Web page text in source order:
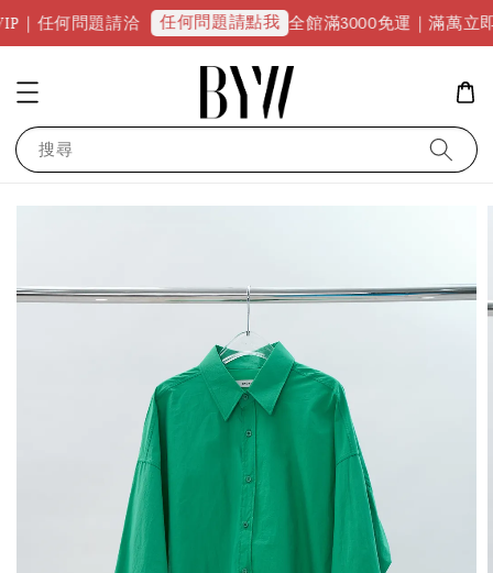
何問題請洽 任何問題請點我 全館滿3000免運｜滿萬立即享
搜尋